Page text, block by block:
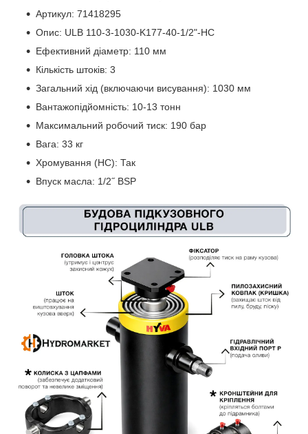
Артикул: 71418295
Опис: ULB 110-3-1030-K177-40-1/2"-HC
Ефективний діаметр: 110 мм
Кількість штоків: 3
Загальний хід (включаючи висування): 1030 мм
Вантажопідйомність: 10-13 тонн
Максимальний робочий тиск: 190 бар
Вага: 33 кг
Хромування (HC): Так
Впуск масла: 1/2˝ BSP